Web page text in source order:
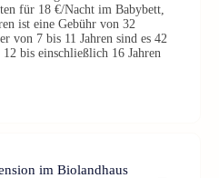
für 18 €/Nacht im Babybett,
ist eine Gebühr von 32
von 7 bis 11 Jahren sind es 42
bis einschließlich 16 Jahren
im Biolandhaus